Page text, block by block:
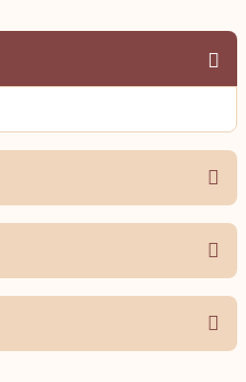
siz yapın!
ve diğer konularda
kullanarak tarafımıza